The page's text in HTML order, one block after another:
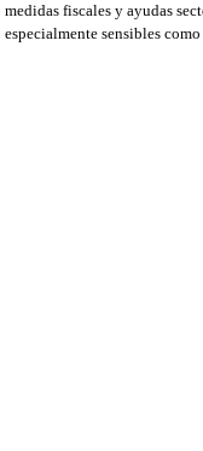
medidas fiscales y ayudas
especialmente sensibles